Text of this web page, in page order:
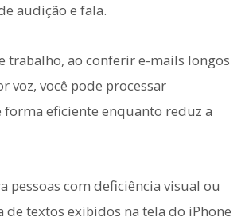
audição e fala.
trabalho, ao conferir e-mails longos
voz, você pode processar
forma eficiente enquanto reduz a
pessoas com deficiência visual ou
de textos exibidos na tela do iPhone